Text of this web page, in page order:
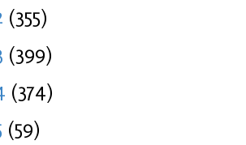
(355)
(399)
(374)
(59)